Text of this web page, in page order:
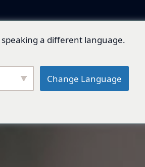
總代理品牌
a different language.
Change Language